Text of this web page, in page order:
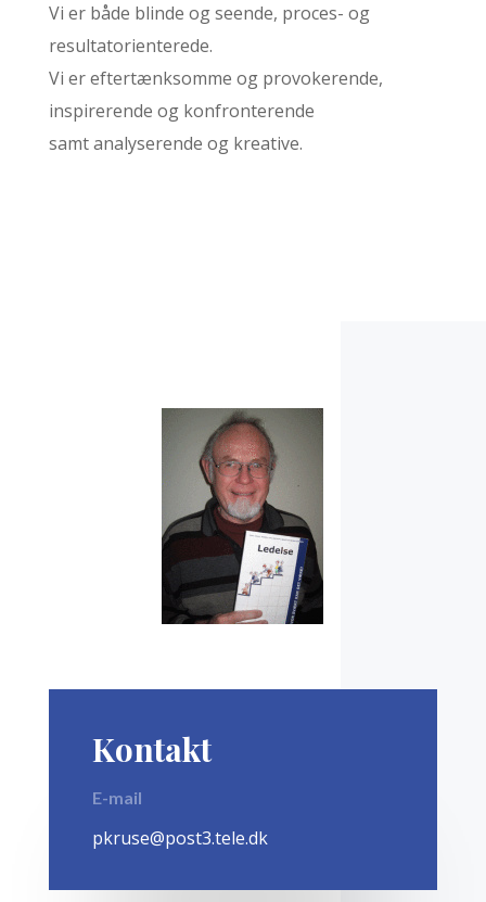
Vi er både blinde og seende, proces- og
resultatorienterede.
Vi er eftertænksomme og provokerende,
inspirerende og konfronterende
samt analyserende og kreative.
Kontakt
E-mail
pkruse@post3.tele.dk